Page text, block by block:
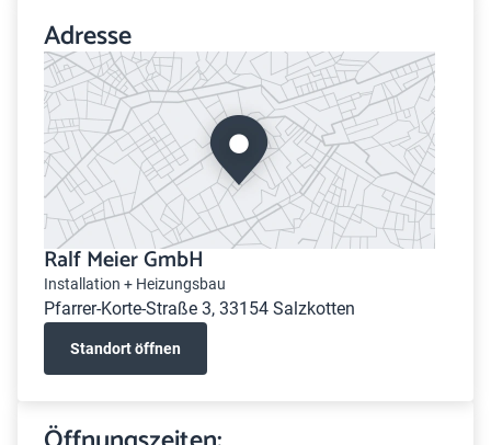
Adresse
Ralf Meier GmbH
Installation + Heizungsbau
Pfarrer-Korte-Straße 3, 33154 Salzkotten
Standort öffnen